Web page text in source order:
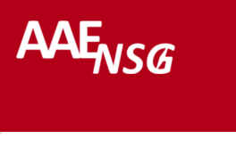
AAE-ENSG